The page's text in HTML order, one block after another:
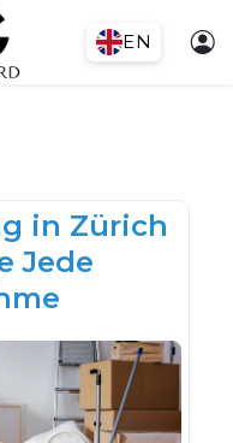
EN
in Zürich
Jede